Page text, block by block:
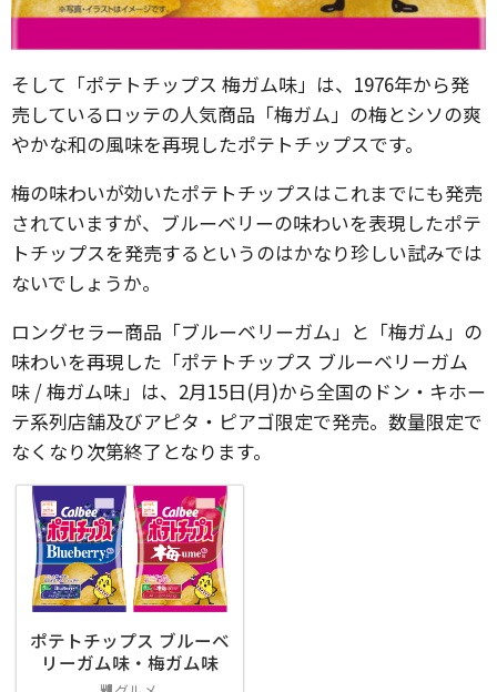
そして「ポテトチップス 梅ガム味」は、1976年から発
売しているロッテの人気商品「梅ガム」の梅とシソの爽
やかな和の風味を再現したポテトチップスです。
梅の味わいが効いたポテトチップスはこれまでにも発売
されていますが、ブルーベリーの味わいを表現したポテ
トチップスを発売するというのはかなり珍しい試みでは
ないでしょうか。
ロングセラー商品「ブルーベリーガム」と「梅ガム」の
味わいを再現した「ポテトチップス ブルーベリーガム
味 / 梅ガム味」は、2月15日(月)から全国のドン・キホー
テ系列店舗及びアピタ・ピアゴ限定で発売。数量限定で
なくなり次第終了となります。
ポテトチップス ブルーベ
リーガム味・梅ガム味